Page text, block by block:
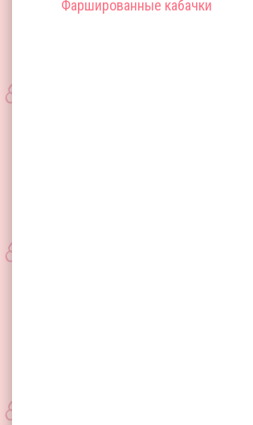
Фаршированные кабачки